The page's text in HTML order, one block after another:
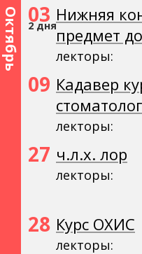
Октябрь 03
2 дня
Нижняя
предмет
лекторы:
09 Кадавер
лекторы:
27 ч.л.х. лор
лекторы:
28 Курс ОХИС
лекторы: